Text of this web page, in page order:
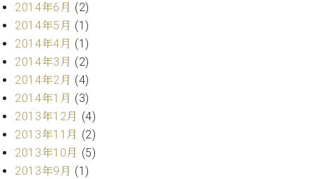
2014年6月 (2)
2014年5月 (1)
2014年4月 (1)
2014年3月 (2)
2014年2月 (4)
2014年1月 (3)
2013年12月 (4)
2013年11月 (2)
2013年10月 (5)
2013年9月 (1)